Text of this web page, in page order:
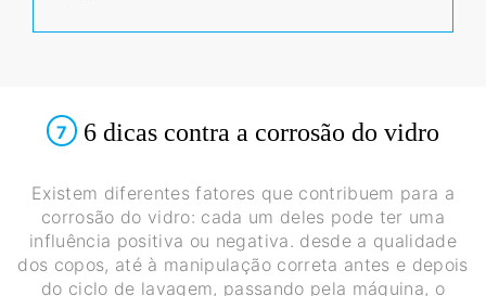
7 6 dicas contra a corrosão do vidro
Existem diferentes fatores que contribuem para a
corrosão do vidro: cada um deles pode ter uma
influência positiva ou negativa. desde a qualidade
dos copos, até à manipulação correta antes e depois
do ciclo de lavagem, passando pela máquina, o